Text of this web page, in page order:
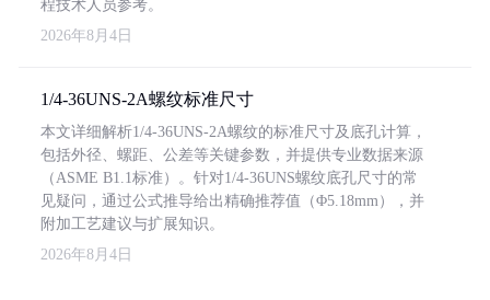
程技术人员参考。
2026年8月4日
1/4-36UNS-2A螺纹标准尺寸
本文详细解析1/4-36UNS-2A螺纹的标准尺寸及底孔计算，
包括外径、螺距、公差等关键参数，并提供专业数据来源
（ASME B1.1标准）。针对1/4-36UNS螺纹底孔尺寸的常
见疑问，通过公式推导给出精确推荐值（Φ5.18mm），并
附加工艺建议与扩展知识。
2026年8月4日